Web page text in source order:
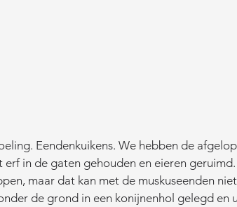
Eendenkuikens. We hebben de
erf in de gaten gehouden en eieren
maar dat kan met de muskuseenden
de grond in een konijnenhol gelegd en